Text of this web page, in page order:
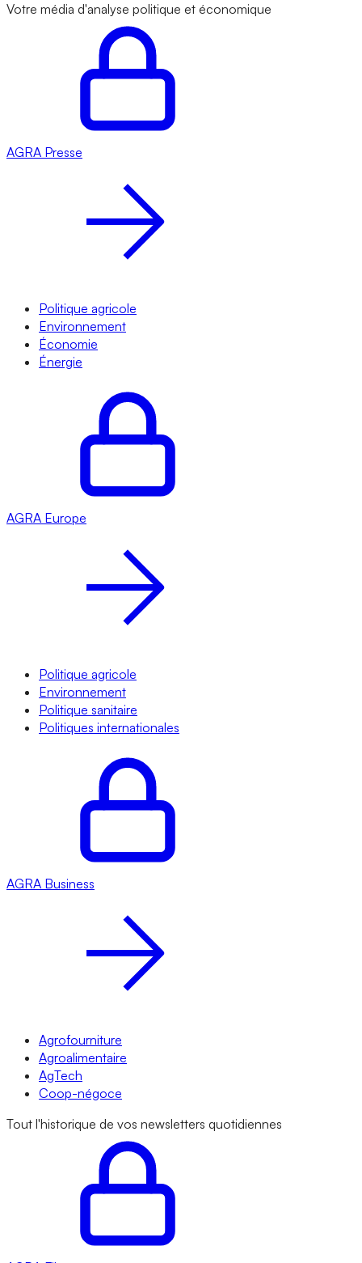
Votre média d'analyse politique et économique
AGRA Presse
Politique agricole
Environnement
Économie
Énergie
AGRA Europe
Politique agricole
Environnement
Politique sanitaire
Politiques internationales
AGRA Business
Agrofourniture
Agroalimentaire
AgTech
Coop-négoce
Tout l'historique de vos newsletters quotidiennes